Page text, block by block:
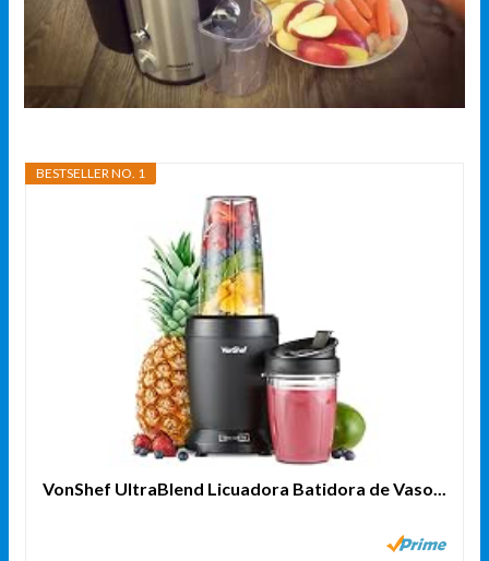
BESTSELLER NO. 1
VonShef UltraBlend Licuadora Batidora de Vaso...